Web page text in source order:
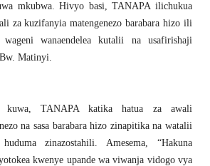
mkubwa. Hivyo basi, TANAPA ilichukua
za kuzifanyia matengenezo barabara hizo ili
wageni wanaendelea kutalii na usafirishaji
Matinyi.
kuwa, TANAPA katika hatua za awali
na sasa barabara hizo zinapitika na watalii
zinazostahili. Amesema, “Hakuna
kwenye upande wa viwanja vidogo vya